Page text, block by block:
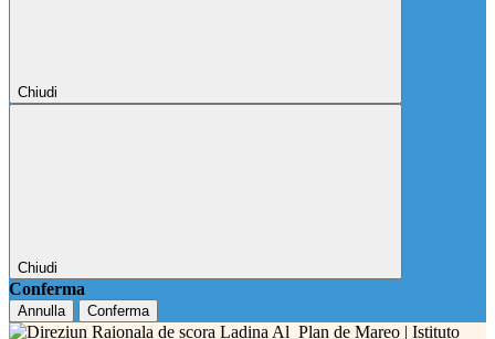
Chiudi
Chiudi
Conferma
Annulla Conferma